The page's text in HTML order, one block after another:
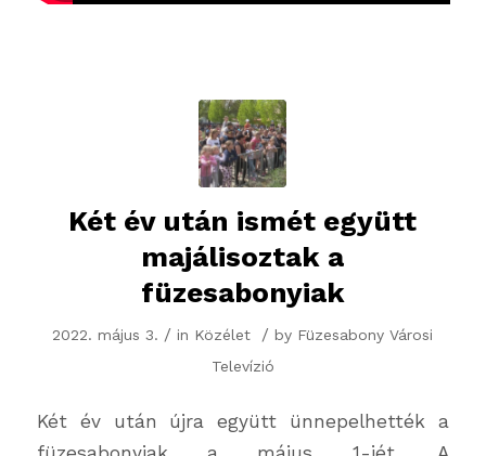
Két év után ismét együtt
majálisoztak a
füzesabonyiak
2022. május 3. / in Közélet / by Füzesabony Városi
Televízió
Két év után újra együtt ünnepelhették a